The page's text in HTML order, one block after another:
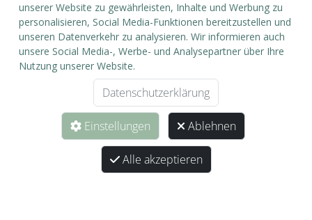
unserer Website zu gewährleisten, Inhalte und Werbung zu
personalisieren, Social Media-Funktionen bereitzustellen und
unseren Datenverkehr zu analysieren. Wir informieren auch
unsere Social Media-, Werbe- und Analysepartner über Ihre
Nutzung unserer Website.
Datenschutzerklärung
Einstellungen Ablehnen
Alle akzeptieren
Click & Collect
Abholung im Geschäft in 24 Stunden